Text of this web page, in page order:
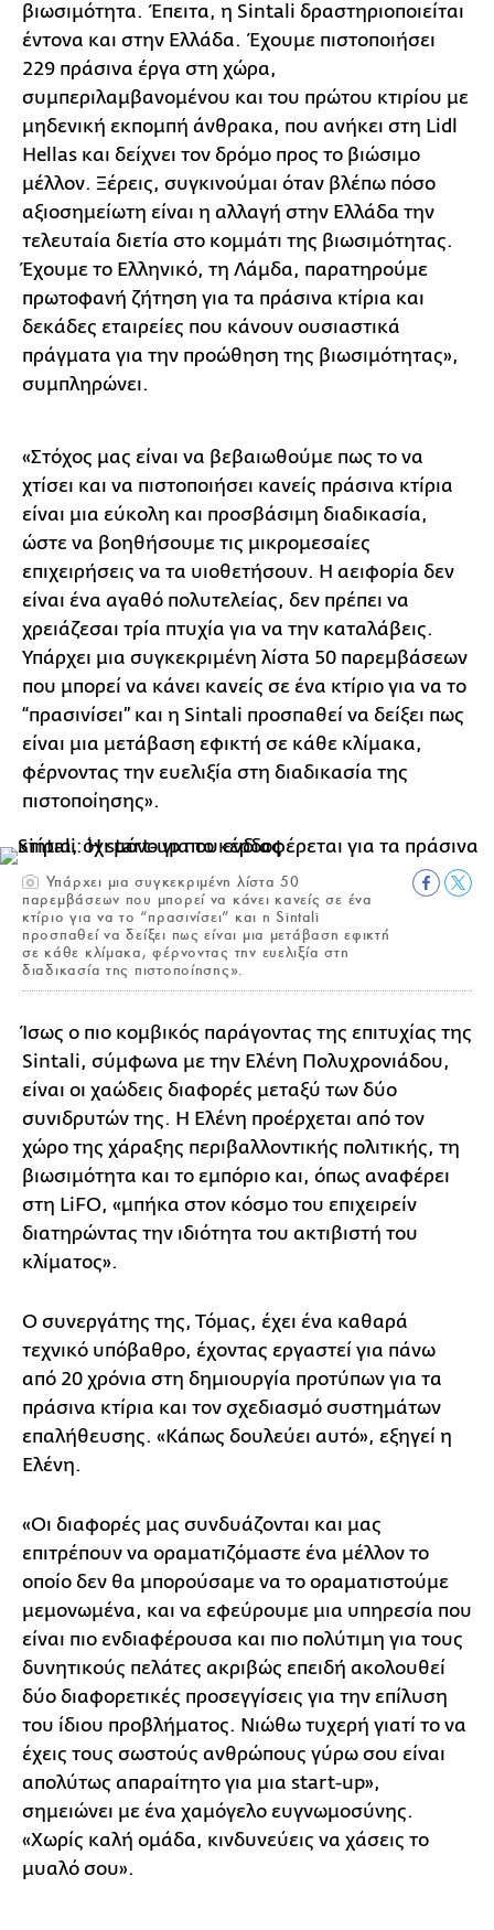
βιωσιμότητα. Έπειτα, η Sintali δραστηριοποιείται
έντονα και στην Ελλάδα. Έχουμε πιστοποιήσει
229 πράσινα έργα στη χώρα,
συμπεριλαμβανομένου και του πρώτου κτιρίου με
μηδενική εκπομπή άνθρακα, που ανήκει στη Lidl
Hellas και δείχνει τον δρόμο προς το βιώσιμο
μέλλον. Ξέρεις, συγκινούμαι όταν βλέπω πόσο
αξιοσημείωτη είναι η αλλαγή στην Ελλάδα την
τελευταία διετία στο κομμάτι της βιωσιμότητας.
Έχουμε το Ελληνικό, τη Λάμδα, παρατηρούμε
πρωτοφανή ζήτηση για τα πράσινα κτίρια και
δεκάδες εταιρείες που κάνουν ουσιαστικά
πράγματα για την προώθηση της βιωσιμότητας»,
συμπληρώνει.
«Στόχος μας είναι να βεβαιωθούμε πως το να
χτίσει και να πιστοποιήσει κανείς πράσινα κτίρια
είναι μια εύκολη και προσβάσιμη διαδικασία,
ώστε να βοηθήσουμε τις μικρομεσαίες
επιχειρήσεις να τα υιοθετήσουν. Η αειφορία δεν
είναι ένα αγαθό πολυτελείας, δεν πρέπει να
χρειάζεσαι τρία πτυχία για να την καταλάβεις.
Υπάρχει μια συγκεκριμένη λίστα 50 παρεμβάσεων
που μπορεί να κάνει κανείς σε ένα κτίριο για να το
“πρασινίσει” και η Sintali προσπαθεί να δείξει πως
είναι μια μετάβαση εφικτή σε κάθε κλίμακα,
φέρνοντας την ευελιξία στη διαδικασία της
πιστοποίησης».
Υπάρχει μια συγκεκριμένη λίστα 50
παρεμβάσεων που μπορεί να κάνει κανείς σε ένα
κτίριο για να το “πρασινίσει” και η Sintali
προσπαθεί να δείξει πως είναι μια μετάβαση εφικτή
σε κάθε κλίμακα, φέρνοντας την ευελιξία στη
διαδικασία της πιστοποίησης».
Ίσως ο πιο κομβικός παράγοντας της επιτυχίας της
Sintali, σύμφωνα με την Ελένη Πολυχρονιάδου,
είναι οι χαώδεις διαφορές μεταξύ των δύο
συνιδρυτών της. Η Ελένη προέρχεται από τον
χώρο της χάραξης περιβαλλοντικής πολιτικής, τη
βιωσιμότητα και το εμπόριο και, όπως αναφέρει
στη LiFO, «μπήκα στον κόσμο του επιχειρείν
διατηρώντας την ιδιότητα του ακτιβιστή του
κλίματος».
Ο συνεργάτης της, Τόμας, έχει ένα καθαρά
τεχνικό υπόβαθρο, έχοντας εργαστεί για πάνω
από 20 χρόνια στη δημιουργία προτύπων για τα
πράσινα κτίρια και τον σχεδιασμό συστημάτων
επαλήθευσης. «Κάπως δουλεύει αυτό», εξηγεί η
Ελένη.
«Οι διαφορές μας συνδυάζονται και μας
επιτρέπουν να οραματιζόμαστε ένα μέλλον το
οποίο δεν θα μπορούσαμε να το οραματιστούμε
μεμονωμένα, και να εφεύρουμε μια υπηρεσία που
είναι πιο ενδιαφέρουσα και πιο πολύτιμη για τους
δυνητικούς πελάτες ακριβώς επειδή ακολουθεί
δύο διαφορετικές προσεγγίσεις για την επίλυση
του ίδιου προβλήματος. Νιώθω τυχερή γιατί το να
έχεις τους σωστούς ανθρώπους γύρω σου είναι
απολύτως απαραίτητο για μια start-up»,
σημειώνει με ένα χαμόγελο ευγνωμοσύνης.
«Χωρίς καλή ομάδα, κινδυνεύεις να χάσεις το
μυαλό σου».